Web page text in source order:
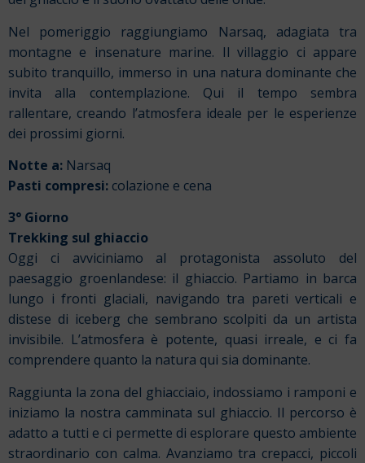
Nel pomeriggio raggiungiamo Narsaq, adagiata tra
montagne e insenature marine. Il villaggio ci appare
subito tranquillo, immerso in una natura dominante che
invita alla contemplazione. Qui il tempo sembra
rallentare, creando l’atmosfera ideale per le esperienze
dei prossimi giorni.
Notte a: Narsaq
Pasti compresi: colazione e cena
3° Giorno
Trekking sul ghiaccio
Oggi ci avviciniamo al protagonista assoluto del
paesaggio groenlandese: il ghiaccio. Partiamo in barca
lungo i fronti glaciali, navigando tra pareti verticali e
distese di iceberg che sembrano scolpiti da un artista
invisibile. L’atmosfera è potente, quasi irreale, e ci fa
comprendere quanto la natura qui sia dominante.
Raggiunta la zona del ghiacciaio, indossiamo i ramponi e
iniziamo la nostra camminata sul ghiaccio. Il percorso è
adatto a tutti e ci permette di esplorare questo ambiente
straordinario con calma. Avanziamo tra crepacci, piccoli